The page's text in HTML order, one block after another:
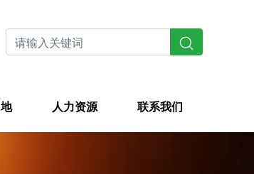
人力资源 联系我们